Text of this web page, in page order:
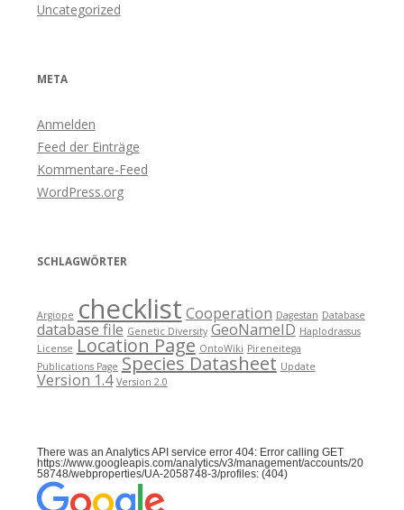
Uncategorized
META
Anmelden
Feed der Einträge
Kommentare-Feed
WordPress.org
SCHLAGWÖRTER
Argiope checklist Cooperation Dagestan Database
database file Genetic Diversity GeoNameID Haplodrassus
License Location Page OntoWiki Pireneitega
Publications Page Species Datasheet Update
Version 1.4 Version 2.0
There was an Analytics API service error 404: Error calling GET
https://www.googleapis.com/analytics/v3/management/accounts/20
58748/webproperties/UA-2058748-3/profiles: (404)